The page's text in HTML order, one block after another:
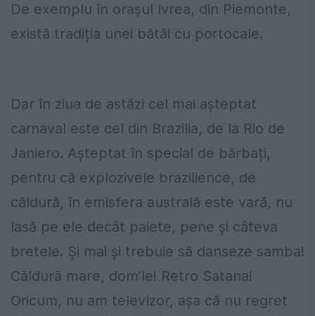
De exemplu în orașul Ivrea, din Piemonte,
există tradiția unei bătăi cu portocale.
Dar în ziua de astăzi cel mai așteptat
carnaval este cel din Brazilia, de la Rio de
Janiero. Așteptat în special de bărbați,
pentru că explozivele brazilience, de
căldură, în emisfera australă este vară, nu
lasă pe ele decât paiete, pene și câteva
bretele. Și mai și trebuie să danseze samba!
Căldură mare, dom’le! Retro Satana!
Oricum, nu am televizor, așa că nu regret